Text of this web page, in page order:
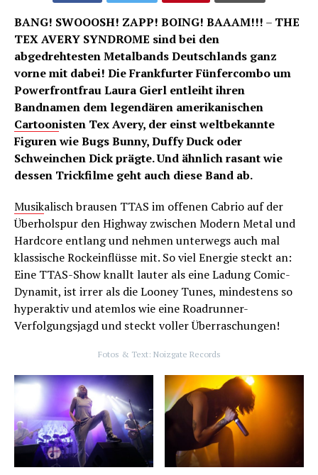
BANG! SWOOOSH! ZAPP! BOING! BAAAM!!! – THE
TEX AVERY SYNDROME sind bei den
abgedrehtesten Metalbands Deutschlands ganz
vorne mit dabei! Die Frankfurter Fünfercombo um
Powerfrontfrau Laura Gierl entleiht ihren
Bandnamen dem legendären amerikanischen
Cartoonisten Tex Avery, der einst weltbekannte
Figuren wie Bugs Bunny, Duffy Duck oder
Schweinchen Dick prägte. Und ähnlich rasant wie
dessen Trickfilme geht auch diese Band ab.
Musikalisch brausen TTAS im offenen Cabrio auf der
Überholspur den Highway zwischen Modern Metal und
Hardcore entlang und nehmen unterwegs auch mal
klassische Rockeinflüsse mit. So viel Energie steckt an:
Eine TTAS-Show knallt lauter als eine Ladung Comic-
Dynamit, ist irrer als die Looney Tunes, mindestens so
hyperaktiv und atemlos wie eine Roadrunner-
Verfolgungsjagd und steckt voller Überraschungen!
Fotos & Text: Noizgate Records